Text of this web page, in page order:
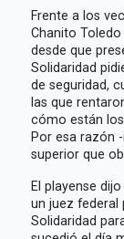
Frente a los
Chanito
desde que
Solidaridad
de seguridad,
las que
cómo están
Por esa razón
superior que
El playense
un juez federal
Solidaridad